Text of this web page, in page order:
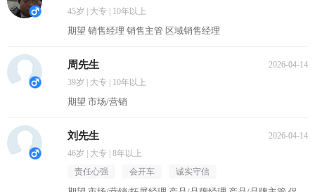
45岁 | 大专 | 10年以上
期望 销售经理 销售主管 区域销售经理
周先生
2026-04-14
39岁 | 大专 | 10年以上
期望 市场/营销
刘先生
2026-04-14
46岁 | 大专 | 8年以上
责任心强
会开车 诚实守信